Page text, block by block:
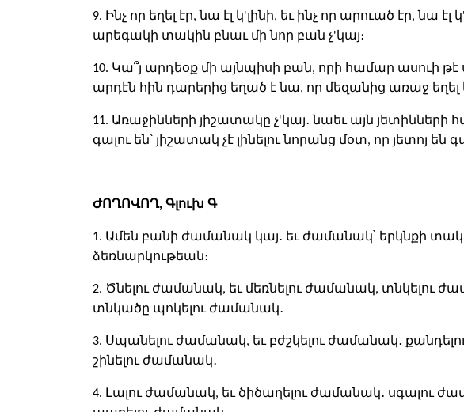
9. Ինչ որ եղել էր, նա էլ կ'լինի, եւ ինչ որ արուած էր, նա էլ
արեգակի տակին բնաւ մի նոր բան չ'կայ։
10. Կա՞յ արդեօք մի այնպիսի բան, որի համար ասուի թէ
արդէն հին դարերից եղած է նա, որ մեզանից առաջ եղել
11. Առաջինների յիշատակը չ'կայ․ նաեւ այն յետինների
գալու են՝ յիշատակ չէ լինելու նորանց մօտ, որ յետոյ են
ԺՈՂՈՎՈՂ, Գլուխ Գ
1. Ամեն բանի ժամանակ կայ․ եւ ժամանակ՝ երկնքի
ձեռնարկութեան։
2. Ծնելու ժամանակ, եւ մեռնելու ժամանակ, տնկելու
տնկածը պոկելու ժամանակ․
3. Սպանելու ժամանակ, եւ բժշկելու ժամանակ․
շինելու ժամանակ․
4. Լալու ժամանակ, եւ ծիծաղելու ժամանակ․ սգալու